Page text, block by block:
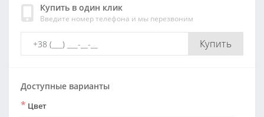
Купить в один клик
Введите номер телефона и мы перезвоним
Купить
Доступные варианты
* Цвет